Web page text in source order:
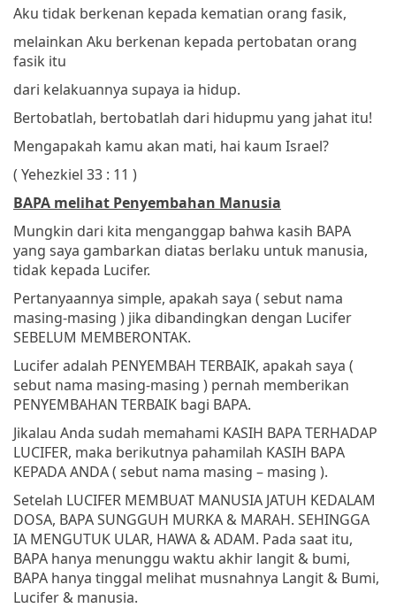
Aku tidak berkenan kepada kematian orang fasik,
melainkan Aku berkenan kepada pertobatan orang
fasik itu
dari kelakuannya supaya ia hidup.
Bertobatlah, bertobatlah dari hidupmu yang jahat itu!
Mengapakah kamu akan mati, hai kaum Israel?
( Yehezkiel 33 : 11 )
BAPA melihat Penyembahan Manusia
Mungkin dari kita menganggap bahwa kasih BAPA
yang saya gambarkan diatas berlaku untuk manusia,
tidak kepada Lucifer.
Pertanyaannya simple, apakah saya ( sebut nama
masing-masing ) jika dibandingkan dengan Lucifer
SEBELUM MEMBERONTAK.
Lucifer adalah PENYEMBAH TERBAIK, apakah saya (
sebut nama masing-masing ) pernah memberikan
PENYEMBAHAN TERBAIK bagi BAPA.
Jikalau Anda sudah memahami KASIH BAPA TERHADAP
LUCIFER, maka berikutnya pahamilah KASIH BAPA
KEPADA ANDA ( sebut nama masing – masing ).
Setelah LUCIFER MEMBUAT MANUSIA JATUH KEDALAM
DOSA, BAPA SUNGGUH MURKA & MARAH. SEHINGGA
IA MENGUTUK ULAR, HAWA & ADAM. Pada saat itu,
BAPA hanya menunggu waktu akhir langit & bumi,
BAPA hanya tinggal melihat musnahnya Langit & Bumi,
Lucifer & manusia.